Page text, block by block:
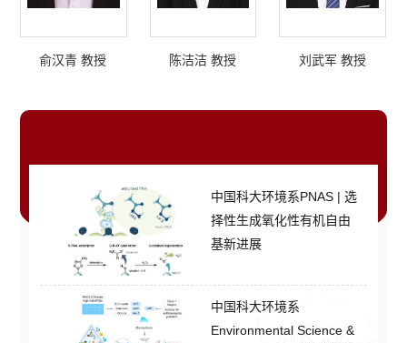
俞汉青 教授 陈洁洁 教授 刘武军 教授
中国科大环境系PNAS | 选
择性生成氧化性有机自由
基新进展
中国科大环境系
Environmental Science &